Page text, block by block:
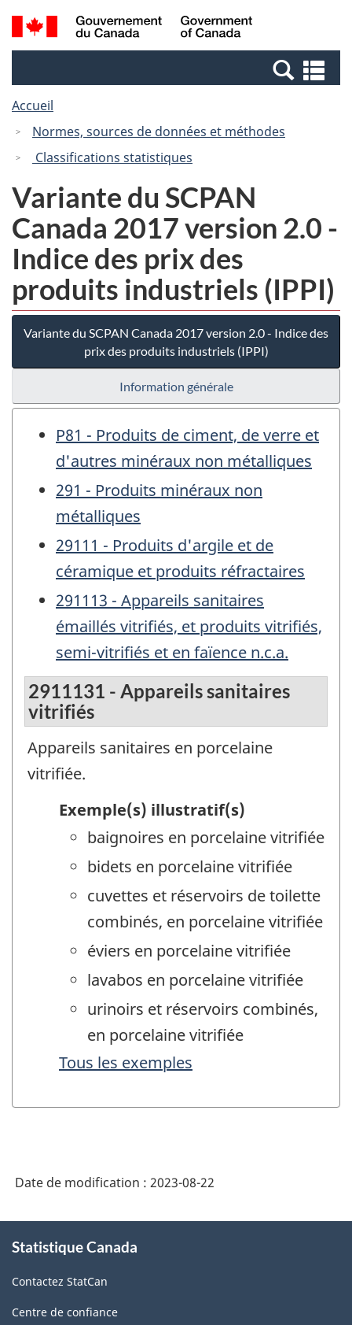
Passer
au
Passer
à
Canada
Recherche
et
et
Accueil
Normes, sources de données et méthodes
Classifications statistiques
Variante du SCPAN
Canada 2017 version 2.0 -
Indice des prix des
produits industriels (IPPI)
Variante du SCPAN Canada 2017 version 2.0 - Indice des
prix des produits industriels (IPPI)
Information générale
P81 - Produits de ciment, de verre et
d'autres minéraux non métalliques
291 - Produits minéraux non
métalliques
29111 - Produits d'argile et de
céramique et produits réfractaires
291113 - Appareils sanitaires
émaillés vitrifiés, et produits vitrifiés,
semi-vitrifiés et en faïence n.c.a.
2911131 - Appareils sanitaires
vitrifiés
Appareils sanitaires en porcelaine
vitrifiée.
Exemple(s) illustratif(s)
baignoires en porcelaine vitrifiée
bidets en porcelaine vitrifiée
cuvettes et réservoirs de toilette
combinés, en porcelaine vitrifiée
éviers en porcelaine vitrifiée
lavabos en porcelaine vitrifiée
urinoirs et réservoirs combinés,
en porcelaine vitrifiée
Tous les exemples
Date de modification : 2023-08-22
propos
ce
site
Statistique Canada
Contactez StatCan
Centre de confiance